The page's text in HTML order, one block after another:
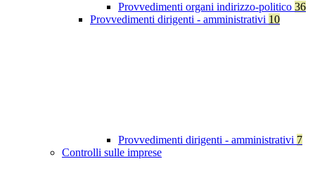
Provvedimenti organi indirizzo-politico 36
Provvedimenti dirigenti - amministrativi 10
Provvedimenti dirigenti - amministrativi 7
Controlli sulle imprese